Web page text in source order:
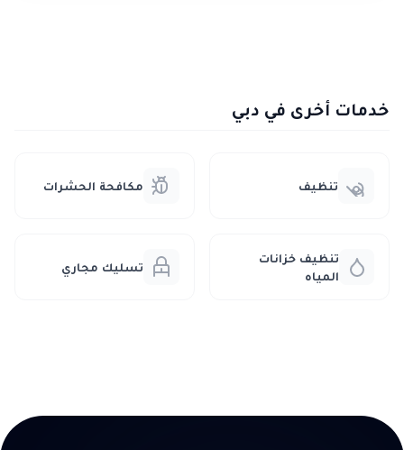
خدمات أخرى في دبي
تنظيف مكافحة الحشرات
تنظيف خزانات
المياه
تسليك مجاري